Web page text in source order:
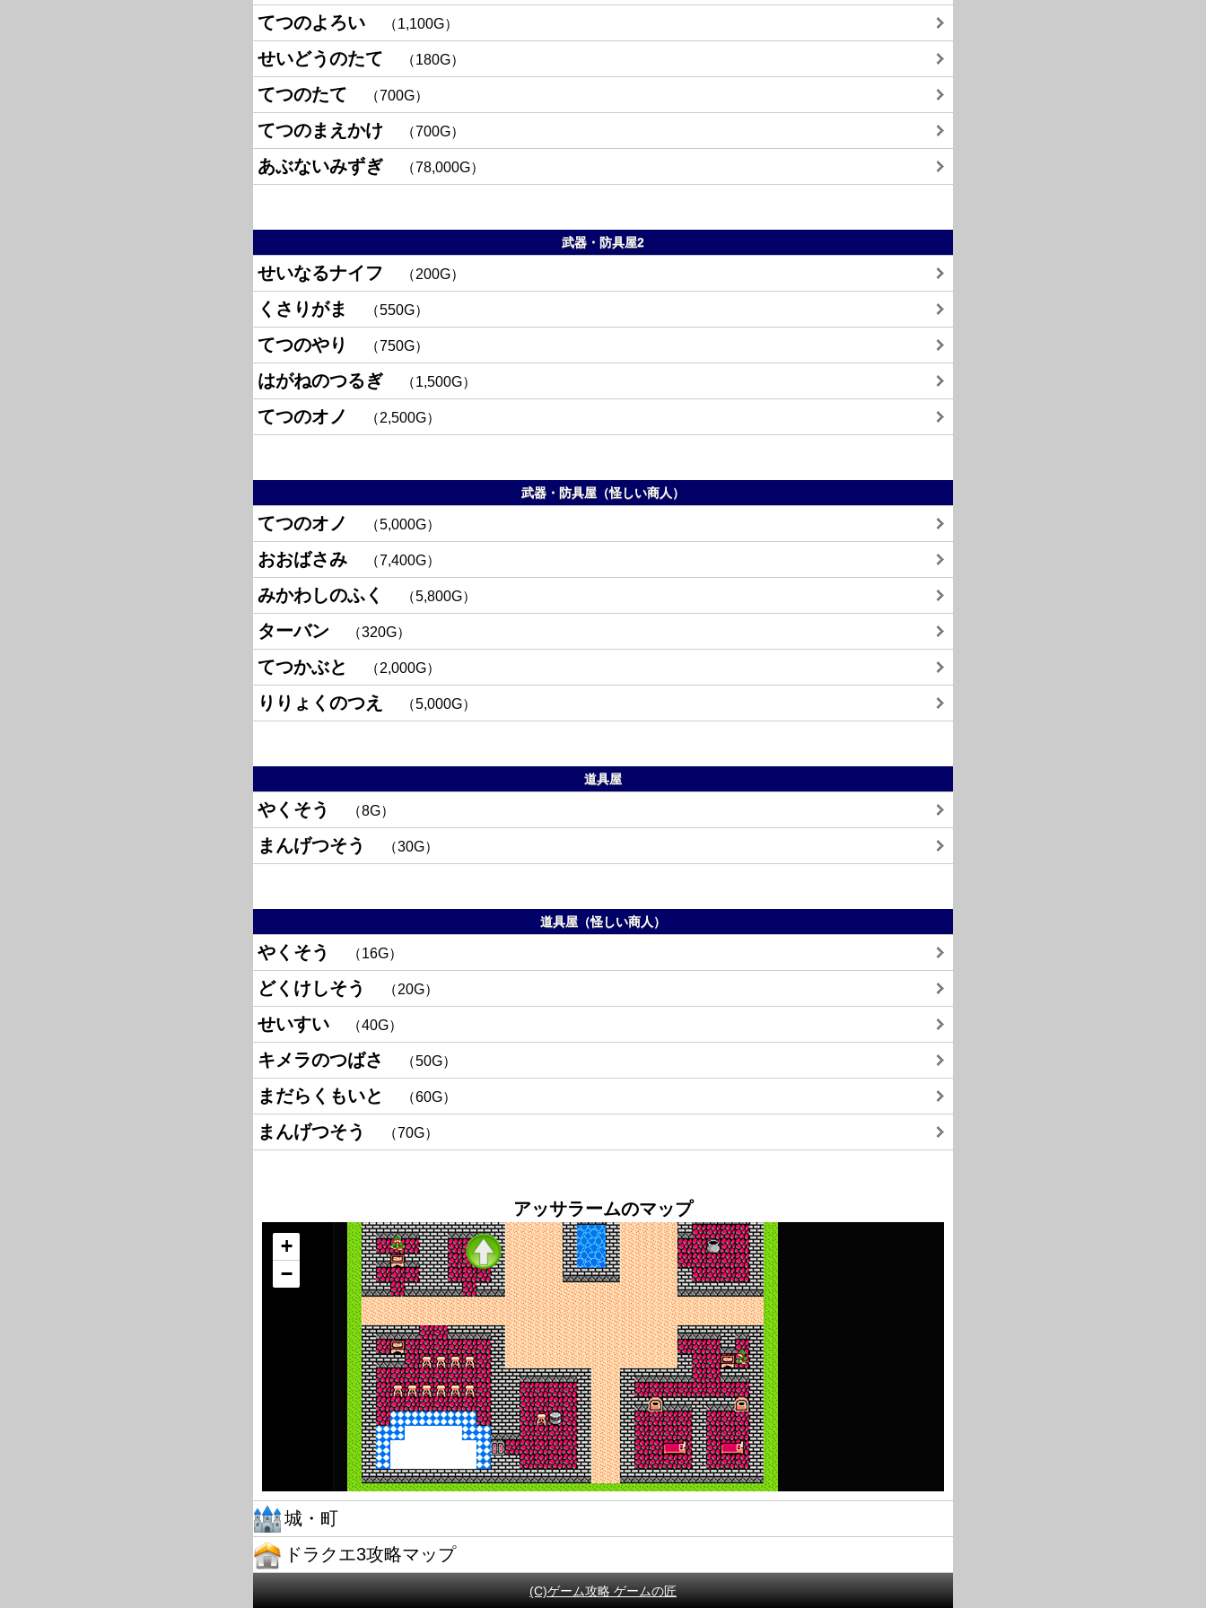
てつのよろい 1,100G
せいどうのたて 180G
てつのたて 700G
てつのまえかけ 700G
あぶないみずぎ 78,000G
武器・防具屋2
せいなるナイフ 200G
くさりがま 550G
てつのやり 750G
はがねのつるぎ 1,500G
てつのオノ 2,500G
武器・防具屋（怪しい商人）
てつのオノ 5,000G
おおばさみ 7,400G
みかわしのふく 5,800G
ターバン 320G
てつかぶと 2,000G
りりょくのつえ 5,000G
道具屋
やくそう 8G
まんげつそう 30G
道具屋（怪しい商人）
やくそう 16G
どくけしそう 20G
せいすい 40G
キメラのつばさ 50G
まだらくもいと 60G
まんげつそう 70G
アッサラームのマップ
+
−
城・町
ドラクエ3攻略マップ
(C)ゲーム攻略 ゲームの匠